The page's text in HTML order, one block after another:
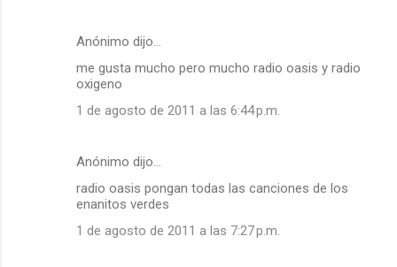
Anónimo dijo…
me gusta mucho pero mucho radio oasis y radio
oxigeno
1 de agosto de 2011 a las 6:44 p.m.
Anónimo dijo…
radio oasis pongan todas las canciones de los
enanitos verdes
1 de agosto de 2011 a las 7:27 p.m.